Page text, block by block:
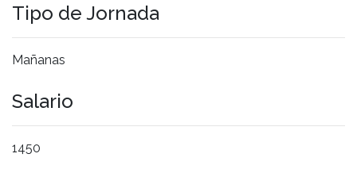
Tipo de Jornada
Mañanas
Salario
1450